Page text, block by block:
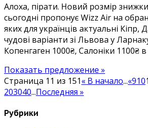
Данію
та
Грецію:
Ларнака
800₴,
1000₴,
Салоніки
Алоха, пірати. Новий розмір
сьогодні пропонує Wizz Air на
яких для українців актуальні Кіпр,
чудові варіанти зі Львова у
Копенгаген 1000₴, Салоніки 1100₴ в
Показать предложение »
Страница 11 из 151« В начало...«910
203040...Последняя »
Рубрики